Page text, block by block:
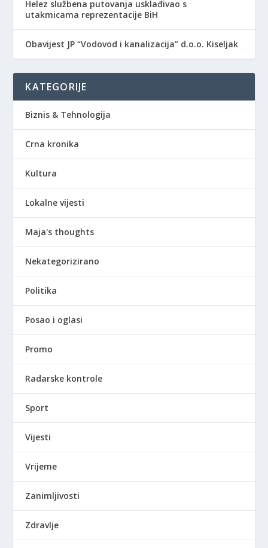
Helez službena putovanja usklađivao s
utakmicama reprezentacije BiH
Obavijest JP “Vodovod i kanalizacija” d.o.o. Kiseljak
KATEGORIJE
Biznis & Tehnologija
Crna kronika
Kultura
Lokalne vijesti
Maja's thoughts
Nekategorizirano
Politika
Posao i oglasi
Promo
Radarske kontrole
Sport
Vijesti
Vrijeme
Zanimljivosti
Zdravlje